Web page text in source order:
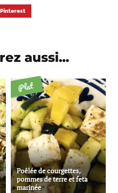
Pinterest
aussi...
Plat
Poêlée de courgettes,
pommes de terre et feta
marinée